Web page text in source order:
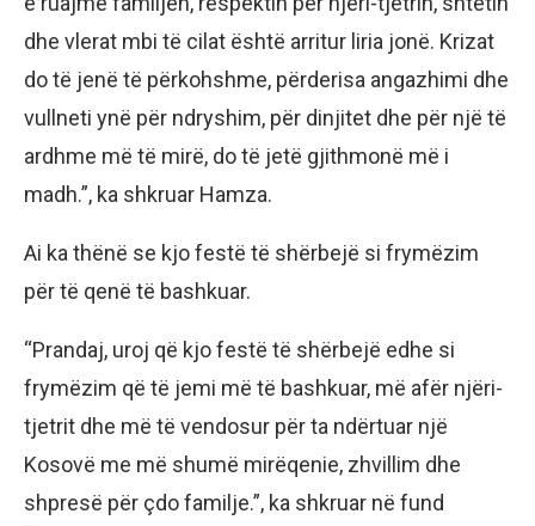
dhe vlerat mbi të cilat është arritur liria jonë. Krizat
do të jenë të përkohshme, përderisa angazhimi dhe
vullneti ynë për ndryshim, për dinjitet dhe për një të
ardhme më të mirë, do të jetë gjithmonë më i
madh.”, ka shkruar Hamza.
Ai ka thënë se kjo festë të shërbejë si frymëzim
për të qenë të bashkuar.
“Prandaj, uroj që kjo festë të shërbejë edhe si
frymëzim që të jemi më të bashkuar, më afër njëri-
tjetrit dhe më të vendosur për ta ndërtuar një
Kosovë me më shumë mirëqenie, zhvillim dhe
shpresë për çdo familje.”, ka shkruar në fund